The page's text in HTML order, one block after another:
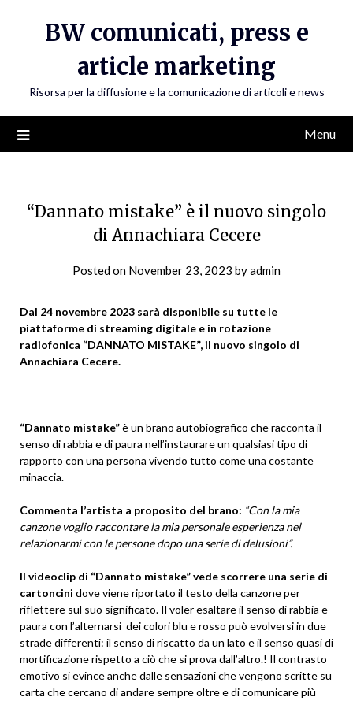
BW comunicati, press e
article marketing
Risorsa per la diffusione e la comunicazione di articoli e news
Menu
“Dannato mistake” è il nuovo singolo
di Annachiara Cecere
Posted on November 23, 2023 byadmin
Dal 24 novembre 2023 sarà disponibile su tutte le
piattaforme di streaming digitale e in rotazione
radiofonica “DANNATO MISTAKE”, il nuovo singolo di
Annachiara Cecere.
“Dannato mistake”è un brano autobiografico che racconta il
senso di rabbia e di paura nell’instaurare un qualsiasi tipo di
rapporto con una persona vivendo tutto come una costante
minaccia.
Commenta l’artista a proposito del brano: “Con la mia
canzone voglio raccontare la mia personale esperienza nel
relazionarmi con le persone dopo una serie di delusioni”.
Il videoclip di “Dannato mistake” vede scorrere una serie di
cartoncini dove viene riportato il testo della canzone per
riflettere sul suo significato. Il voler esaltare il senso di rabbia e
paura con l’alternarsi dei colori blu e rosso può evolversi in due
strade differenti: il senso di riscatto da un lato e il senso quasi di
mortificazione rispetto a ciò che si prova dall’altro.! Il contrasto
emotivo si evince anche dalle sensazioni che vengono scritte su
carta che cercano di andare sempre oltre e di comunicare più